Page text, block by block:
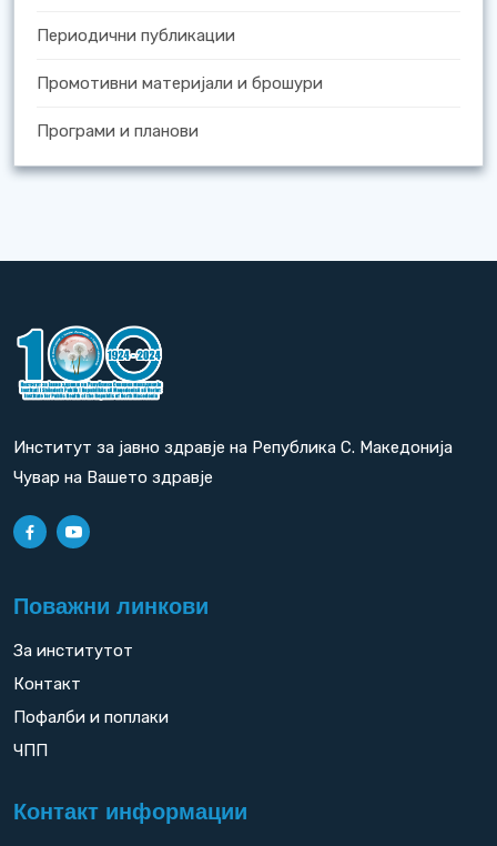
Периодични публикации
Промотивни материјали и брошури
Програми и планови
Институт за јавно здравје на Република С. Македонија
Чувар на Вашето здравје
Поважни линкови
За институтот
Контакт
Пофалби и поплаки
ЧПП
Контакт информации